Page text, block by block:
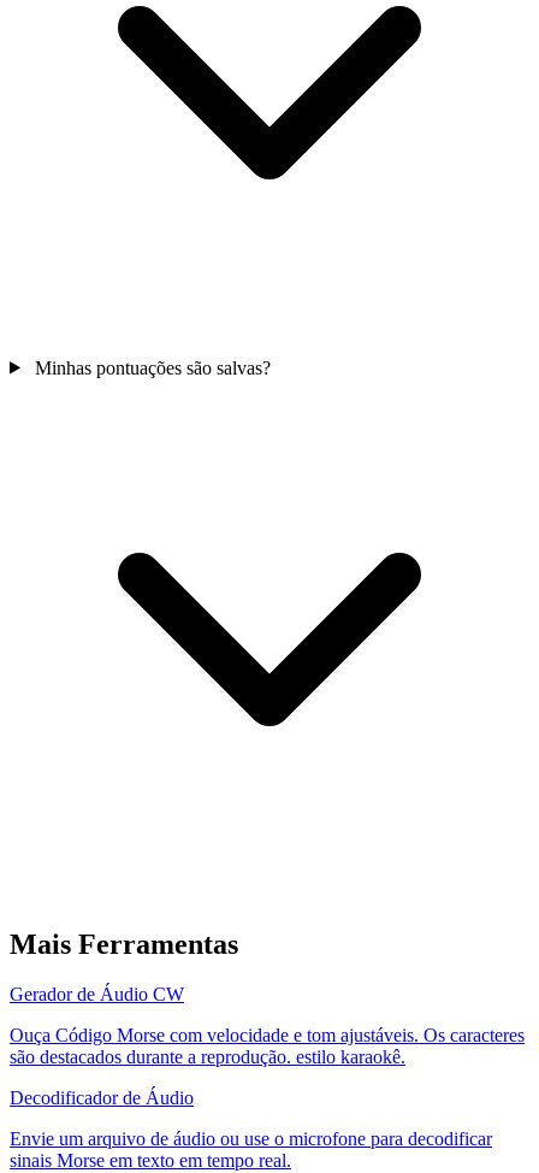
Minhas pontuações são salvas?
Mais Ferramentas
Gerador de Áudio CW
Ouça Código Morse com velocidade e tom ajustáveis. Os caracteres
são destacados durante a reprodução. estilo karaokê.
Decodificador de Áudio
Envie um arquivo de áudio ou use o microfone para decodificar
sinais Morse em texto em tempo real.